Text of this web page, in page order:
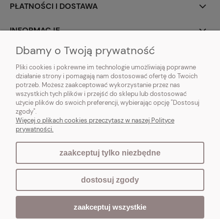
PŁATNOŚCI I DOSTAWA
INFORMACJE
O NAS
Vintagedeco.pl - sklep internetowy - meble i artykuły dekoracyjne do domu
i ogrodu w stylu vintage, skandynawskim, prowansalskim, boho, shabby
chic, industrialnym i loft.
Sklep internetowy Shoper.pl
Dbamy o Twoją prywatność
Pliki cookies i pokrewne im technologie umożliwiają poprawne
działanie strony i pomagają nam dostosować ofertę do Twoich
potrzeb. Możesz zaakceptować wykorzystanie przez nas
wszystkich tych plików i przejść do sklepu lub dostosować
użycie plików do swoich preferencji, wybierając opcję "Dostosuj
zgody".
Więcej o plikach cookies przeczytasz w naszej Polityce
prywatności.
zaakceptuj tylko niezbędne
dostosuj zgody
zaakceptuj wszystkie